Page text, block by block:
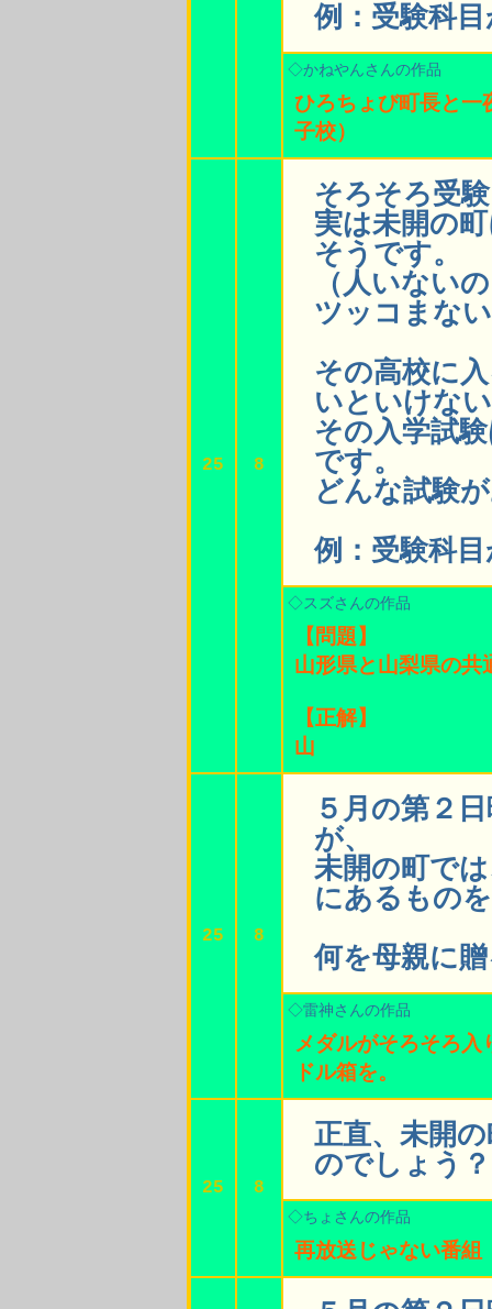
例：受験科
◇かねやんさんの作品
ひろちょび町長と一
子校）
25 8
そろそろ受
実は未開の
そうです。
（人いない
ツッコまな
その高校に
いといけな
その入学試
です。
どんな試験
例：受験科
◇スズさんの作品
【問題】
山形県と山梨県の共
【正解】
山
25 8
５月の第２
が、
未開の町で
にあるもの
何を母親に
◇雷神さんの作品
メダルがそろそろ
ドル箱を。
25 8
正直、未開
のでしょう？
◇ちょさんの作品
再放送じゃない番組